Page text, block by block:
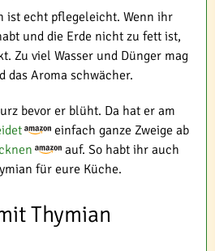
ist echt pflegeleicht. Wenn ihr
und die Erde nicht zu fett ist,
Zu viel Wasser und Dünger mag
das Aroma schwächer.
bevor er blüht. Da hat er am
einfach ganze Zweige ab
auf. So habt ihr auch
für eure Küche.
Thymian